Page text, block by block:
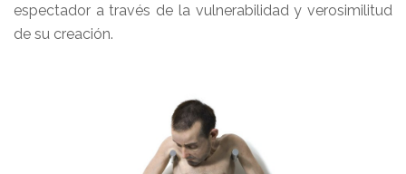
espectador a través de la vulnerabilidad y verosimilitud
de su creación.